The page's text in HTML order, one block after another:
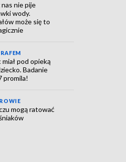
nas nie pije
wody.
może się to
miał pod opieką
Badanie
promila!
mogą ratować